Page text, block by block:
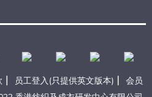
| 员工登入(只提供英文版本) | 会员